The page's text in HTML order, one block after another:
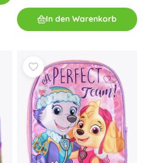
In den Warenkorb